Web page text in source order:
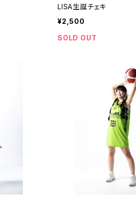
LISA生誕チェキ
¥2,500
SOLD OUT